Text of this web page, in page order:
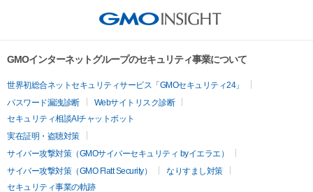
GMOインターネットグループのセキュリティ事業について
世界初総合ネットセキュリティサービス「GMOセキュリティ24」
パスワード漏洩診断
Webサイトリスク診断
セキュリティ相談AIチャットボット
実在証明・盗聴対策
サイバー攻撃対策（GMOサイバーセキュリティ byイエラエ）
サイバー攻撃対策（GMO Flatt Security）
なりすまし対策
セキュリティ事業の軌跡